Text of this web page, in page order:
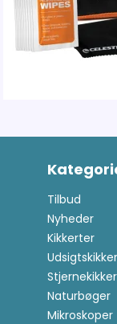
Tilbud
Nyheder
Kikkerter
Naturbøger
Mikroskoper